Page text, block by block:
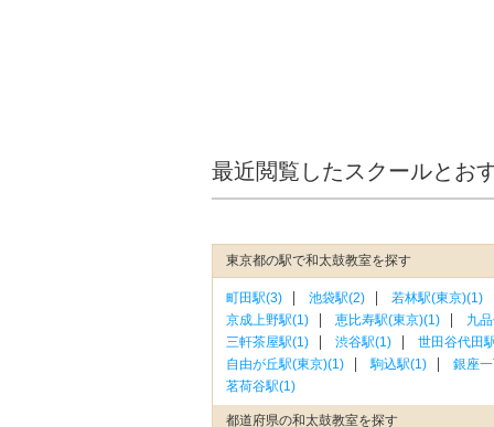
最近閲覧したスクールとお
東京都の駅で和太鼓教室を探す
町田駅(3) 池袋駅(2) 若林駅(東京)(1)
京成上野駅(1)
恵比寿駅(東京)(1) 九
三軒茶屋駅(1)
渋谷駅(1) 世田谷代田
自由が丘駅(東京)(1)
駒込駅(1) 銀座
茗荷谷駅(1)
都道府県の和太鼓教室を探す